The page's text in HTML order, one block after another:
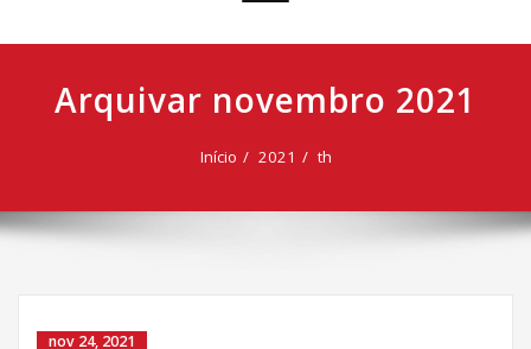
Arquivar novembro 2021
Início 2021 th
nov 24, 2021